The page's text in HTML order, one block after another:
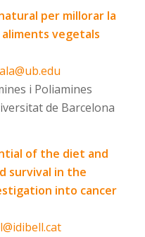
per millorar la
vegetals
i Poliamines
de Barcelona
of the diet and
survival in the
into cancer